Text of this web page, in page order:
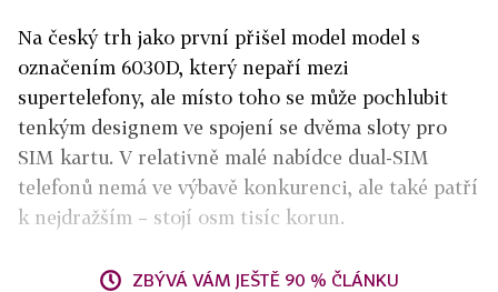
Na český trh jako první přišel model model s
označením 6030D, který nepaří mezi
supertelefony, ale místo toho se může pochlubit
tenkým designem ve spojení se dvěma sloty pro
SIM kartu. V relativně malé nabídce dual-SIM
telefonů nemá ve výbavě konkurenci, ale také patří
k nejdražším – stojí osm tisíc korun.
ZBÝVÁ VÁM JEŠTĚ 90 % ČLÁNKU